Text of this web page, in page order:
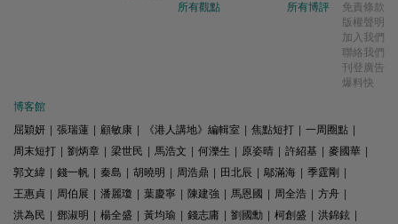
所有觀點
所有博評
免責條款
版權聲明
加入我們
聯絡我們
刊登廣告
爆料快
博客館
屈穎妍
張瑞蓮 顧敏康 《港人講地》編輯室 焦點短打 一周圈點
周末短打
劉炳章 梁世民 馬浩文 何濼生 原姿晴 許紹基 麥國華
郭文緯
錢一帆 秦島 胡曉明 周浩鼎 田北辰 鄔滿海 季霆剛
王惠貞
周伯展 潘麗瓊 葉慶寧 陳建強 馬恩國 周全浩 方舟
洪為民
鄧淑明 楊全盛 黃均瑜 錢志庸 劉國勳 柯創盛 洪錦鉉